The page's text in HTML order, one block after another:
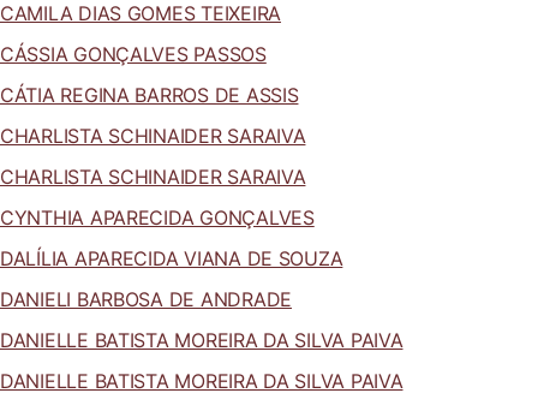
CAMILA DIAS GOMES TEIXEIRA
CÁSSIA GONÇALVES PASSOS
CÁTIA REGINA BARROS DE ASSIS
CHARLISTA SCHINAIDER SARAIVA
CHARLISTA SCHINAIDER SARAIVA
CYNTHIA APARECIDA GONÇALVES
DALÍLIA APARECIDA VIANA DE SOUZA
DANIELI BARBOSA DE ANDRADE
DANIELLE BATISTA MOREIRA DA SILVA PAIVA
DANIELLE BATISTA MOREIRA DA SILVA PAIVA